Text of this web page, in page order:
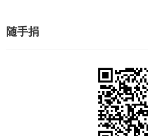
随手捐